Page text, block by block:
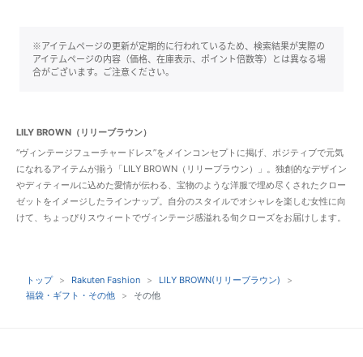
※アイテムページの更新が定期的に行われているため、検索結果が実際の
アイテムページの内容（価格、在庫表示、ポイント倍数等）とは異なる場
合がございます。ご注意ください。
LILY BROWN（リリーブラウン）
“ヴィンテージフューチャードレス”をメインコンセプトに掲げ、ポジティブで元気
になれるアイテムが揃う「LILY BROWN（リリーブラウン）」。独創的なデザイン
やディティールに込めた愛情が伝わる、宝物のような洋服で埋め尽くされたクロー
ゼットをイメージしたラインナップ。自分のスタイルでオシャレを楽しむ女性に向
けて、ちょっぴりスウィートでヴィンテージ感溢れる旬クローズをお届けします。
トップ Rakuten Fashion
LILY BROWN(リリーブラウン)
福袋・ギフト・その他
その他